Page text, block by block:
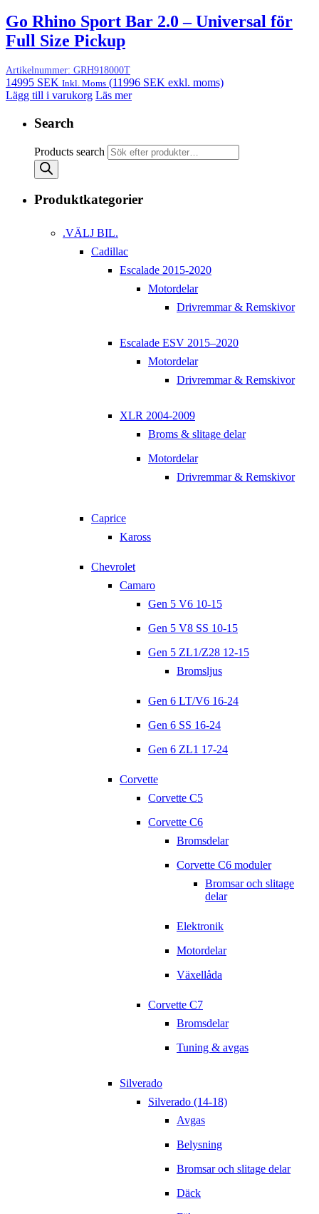
Go Rhino Sport Bar 2.0 – Universal för
Full Size Pickup
Artikelnummer: GRH918000T
14995 SEK Inkl. Moms (11996 SEK exkl. moms)
Lägg till i varukorg Läs mer
Search
Products search
Produktkategorier
.VÄLJ BIL.
Cadillac
Escalade 2015-2020
Motordelar
Drivremmar & Remskivor
Escalade ESV 2015–2020
Motordelar
Drivremmar & Remskivor
XLR 2004-2009
Broms & slitage delar
Motordelar
Drivremmar & Remskivor
Caprice
Kaross
Chevrolet
Camaro
Gen 5 V6 10-15
Gen 5 V8 SS 10-15
Gen 5 ZL1/Z28 12-15
Bromsljus
Gen 6 LT/V6 16-24
Gen 6 SS 16-24
Gen 6 ZL1 17-24
Corvette
Corvette C5
Corvette C6
Bromsdelar
Corvette C6 moduler
Bromsar och slitage
delar
Elektronik
Motordelar
Växellåda
Corvette C7
Bromsdelar
Tuning & avgas
Silverado
Silverado (14-18)
Avgas
Belysning
Bromsar och slitage delar
Däck